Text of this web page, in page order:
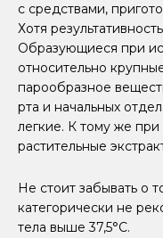
с средствами,
Хотя
Образующиеся при
относительно
парообразное
рта и начальных
легкие. К тому же
растительные
Не стоит забывать о
категорически не
тела выше 37,5°С.